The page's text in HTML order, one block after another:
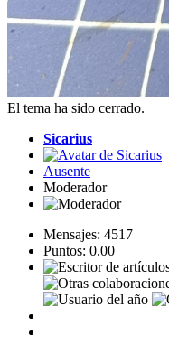
El tema ha sido cerrado.
Sicarius
Ausente
Moderador
Mensajes: 4517
Puntos: 0.00